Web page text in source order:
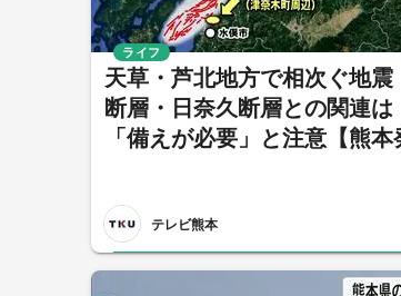
天草・芦北地方で相次ぐ地
断層・日奈久断層との関連
「備えが必要」と注意【熊本
テレビ熊本
ライフ